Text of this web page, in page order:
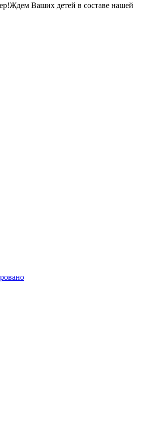
Ваших детей в составе нашей